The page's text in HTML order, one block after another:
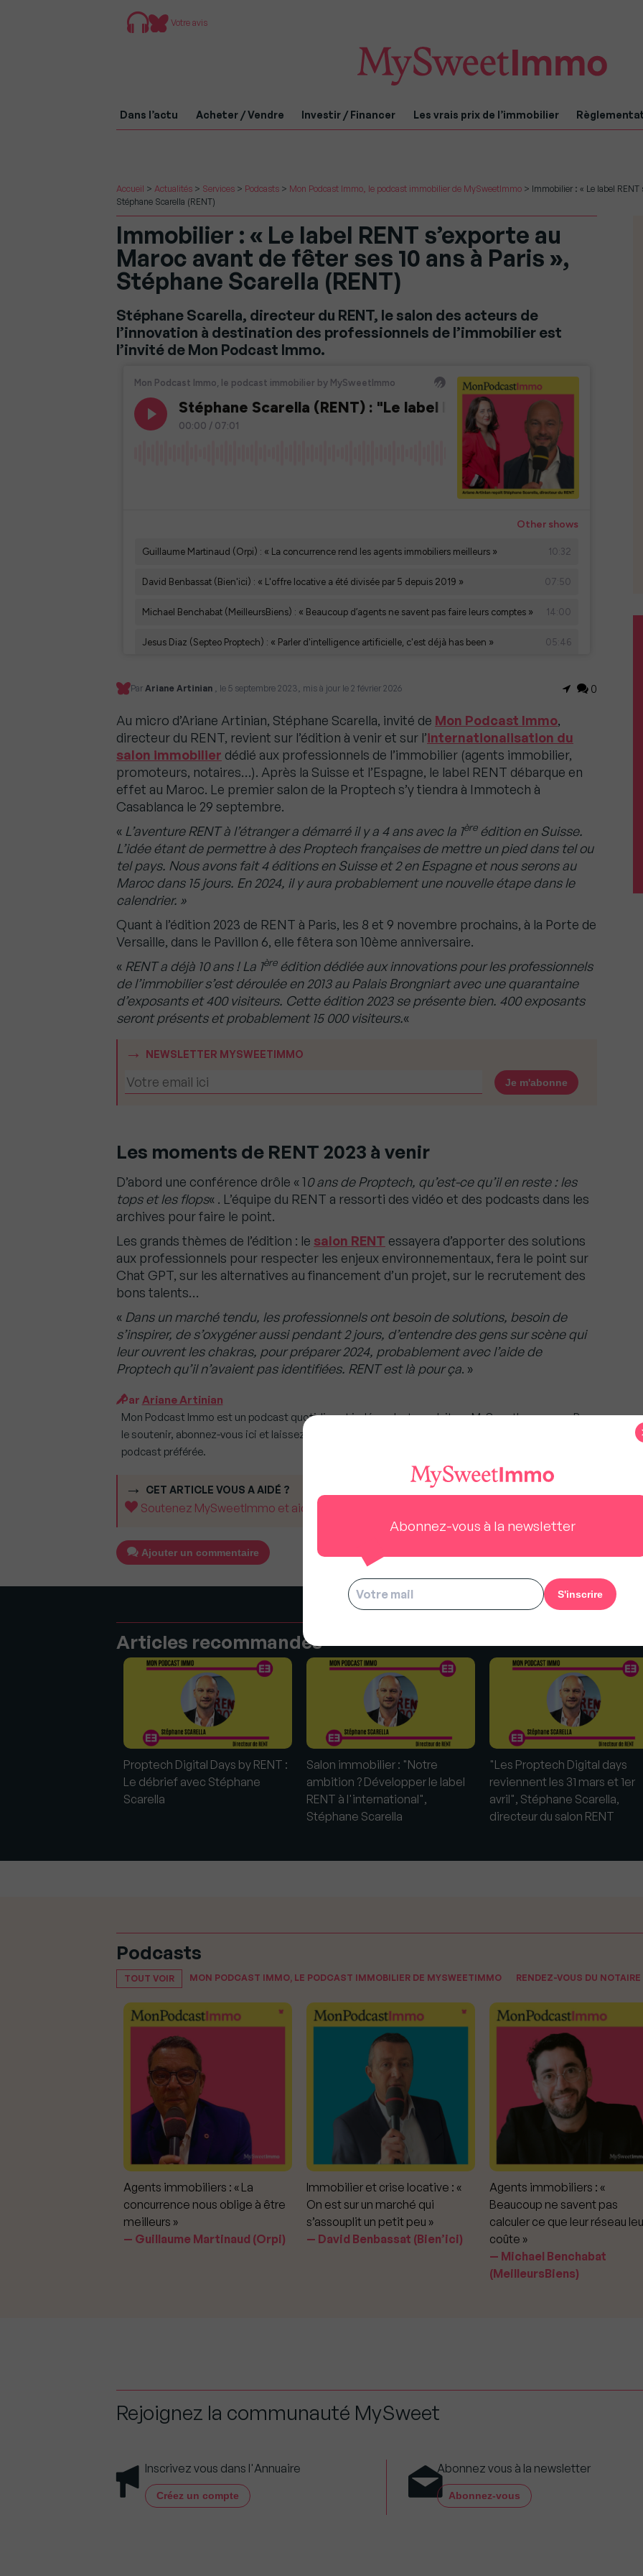
Votre avis
Dans l’actu Acheter / Vendre Investir / Financer Les vrais prix de l’immobilier
Accueil > Actualités > Services > Podcasts > Mon Podcast Immo, le podcast immobilier de MySweetImmo > Immobilier : « Le label RENT
Stéphane Scarella (RENT)
Immobilier : « Le label RENT s’exporte au
Maroc avant de fêter ses 10 ans à Paris »,
Stéphane Scarella (RENT)
Stéphane Scarella, directeur du RENT, le salon des acteurs de
l’innovation à destination des professionnels de l’immobilier est
l’invité de Mon Podcast Immo.
Par Ariane Artinian , le 5 septembre 2023, mis à jour le 2 février 2026 0
Au micro d’Ariane Artinian, Stéphane Scarella, invité de Mon Podcast Immo,
directeur du RENT, revient sur l’édition à venir et sur l’internationalisation du
salon immobilier dédié aux professionnels de l’immobilier (agents immobilier,
promoteurs, notaires…). Après la Suisse et l’Espagne, le label RENT débarque en
effet au Maroc. Le premier salon de la Proptech s’y tiendra à Immotech à
Casablanca le 29 septembre.
« L’aventure RENT à l’étranger a démarré il y a 4 ans avec la 1èreédition en Suisse.
L’idée étant de permettre à des Proptech françaises de mettre un pied dans tel ou
tel pays. Nous avons fait 4 éditions en Suisse et 2 en Espagne et nous serons au
Maroc dans 15 jours. En 2024, il y aura probablement une nouvelle étape dans le
calendrier. »
Quant à l’édition 2023 de RENT à Paris, les 8 et 9 novembre prochains, à la Porte de
Versaille, dans le Pavillon 6, elle fêtera son 10ème anniversaire.
« RENT a déjà 10 ans ! La 1èreédition dédiée aux innovations pour les professionnels
de l’immobilier s’est déroulée en 2013 au Palais Brongniart avec une quarantaine
d’exposants et 400 visiteurs. Cette édition 2023 se présente bien. 400 exposants
seront présents et probablement 15 000 visiteurs.«
NEWSLETTER MYSWEETIMMO
Les moments de RENT 2023 à venir
D’abord une conférence drôle « 10 ans de Proptech, qu’est-ce qu’il en reste : les
tops et les flops« . L’équipe du RENT a ressorti des vidéo et des podcasts dans les
archives pour faire le point.
Les grands thèmes de l’édition : le salon RENT essayera d’apporter des solutions
aux professionnels pour respecter les enjeux environnementaux, fera le point sur
Chat GPT, sur les alternatives au financement d’un projet, sur le recrutement des
bons talents…
« Dans un marché tendu, les professionnels ont besoin de solutions, besoin de
s’inspirer, de s’oxygéner aussi pendant 2 jours, d’entendre des gens sur scène qui
leur ouvrent les chakras, pour préparer 2024, probablement avec l’aide de
Proptech qu’il n’avaient pas identifiées. RENT est là pour ça. »
Par Ariane Artinian
Mon Podcast Immo est un podcast quotidien et indépendant, produit par MySweetImmo.com. Pour
le soutenir, abonnez-vous ici et laissez des étoiles ou des commentaires sur votre plateforme de
podcast préférée.
CET ARTICLE VOUS A AIDÉ ?
Soutenez MySweetImmo et aidez-nous à rester gratuit pour tous.
Ajouter un commentaire
Articles recommandés
Proptech Digital Days by RENT :
Le débrief avec Stéphane
Scarella
Salon immobilier : "Notre
ambition ? Développer le label
RENT à l'international",
Stéphane Scarella
"Les Proptech Digital days
reviennent les 31 mars et 1er
avril", Stéphane Scarella,
directeur du salon RENT
Podcasts
TOUT VOIR MON PODCAST IMMO, LE PODCAST IMMOBILIER DE MYSWEETIMMO RENDEZ-VOUS DU NOTAIRE
Agents immobiliers : « La
concurrence nous oblige à être
meilleurs »
Guillaume Martinaud (Orpi)
Immobilier et crise locative : «
On est sur un marché qui
s’assouplit un petit peu »
David Benbassat (Bien’ici)
Agents immobiliers : «
Beaucoup ne savent pas
calculer ce que leur réseau
coûte »
Michael Benchabat
(MeilleursBiens)
Rejoignez la communauté MySweet
Inscrivez vous dans l'Annuaire
Créez un compte
Abonnez vous à la newsletter
Abonnez-vous
Abonnez-vous à la newsletter